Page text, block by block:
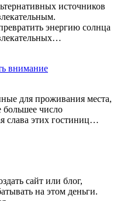
источников
энергию солнца
внимание
для проживания места,
большее число
слава этих гостиниц…
сайт или блог,
на этом деньги.